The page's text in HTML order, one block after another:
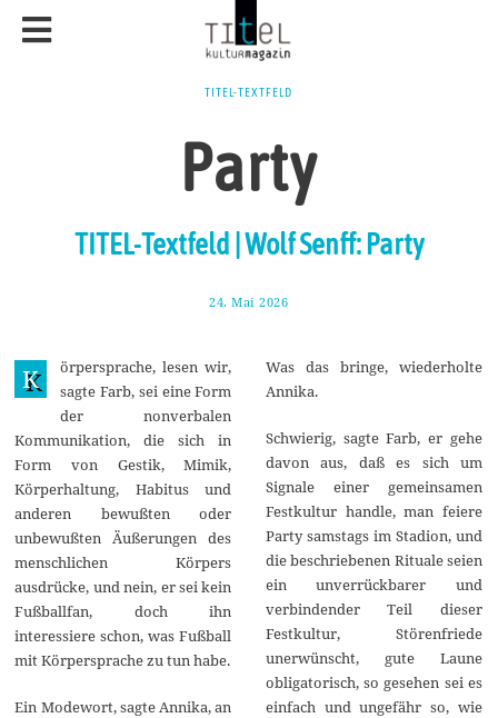
TITEL-TEXTFELD
Party
TITEL-Textfeld | Wolf Senff: Party
24. Mai 2026
n
2
2
K
örpersprache, lesen wir,
sagte Farb, sei eine Form
der nonverbalen
Kommunikation, die sich in
Form von Gestik, Mimik,
Körperhaltung, Habitus und
anderen bewußten oder
unbewußten Äußerungen des
menschlichen Körpers
ausdrücke, und nein, er sei kein
Fußballfan, doch ihn
interessiere schon, was Fußball
mit Körpersprache zu tun habe.
Ein Modewort, sagte Annika, an
Was das bringe, wiederholte
Annika.
Schwierig, sagte Farb, er gehe
davon aus, daß es sich um
Signale einer gemeinsamen
Festkultur handle, man feiere
Party samstags im Stadion, und
die beschriebenen Rituale seien
ein unverrückbarer und
verbindender Teil dieser
Festkultur, Störenfriede
unerwünscht, gute Laune
obligatorisch, so gesehen sei es
einfach und ungefähr so, wie